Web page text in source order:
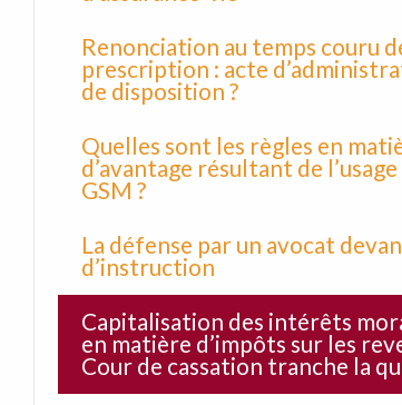
Renonciation au temps couru
prescription : acte
de disposition ?
Quelles sont les règles en
d’avantage résultant de l’usage
GSM ?
La défense par un avocat
d’instruction
Capitalisation des intérêts
en matière d’impôts sur les
Cour de cassation tranche la